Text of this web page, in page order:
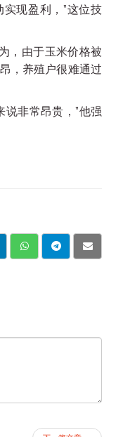
现盈利，”这位技
，由于玉米价格被
，养殖户很难通过
说非常昂贵，”他强